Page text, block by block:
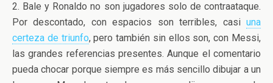
2. Bale y Ronaldo no son jugadores solo de contraataque.
Por descontado, con espacios son terribles, casi una
certeza de triunfo, pero también sin ellos son, con Messi,
las grandes referencias presentes. Aunque el comentario
pueda chocar porque siempre es más sencillo dibujar a un